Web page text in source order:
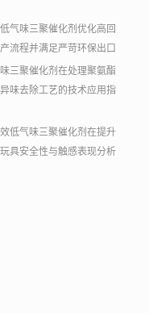
气味三聚催化剂优化高回
流程并满足严苛环保出口
三聚催化剂在处理聚氨酯
味去除工艺的技术应用指
低气味三聚催化剂在提升
具安全性与触感表现分析